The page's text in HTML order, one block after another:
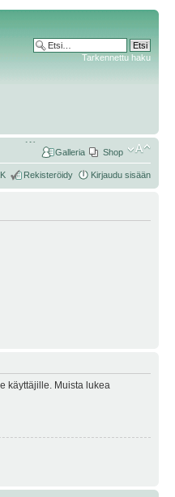
Tarkennettu haku
Shop
Galleria
Rekisteröidy Kirjaudu sisään
käyttäjille. Muista lukea